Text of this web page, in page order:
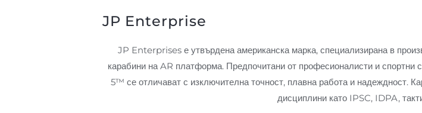
JP Enterprise
JP Enterprises е утвърдена американска марка, специализирана в
карабини на AR платформа. Предпочитани от професионалисти и
5™ се отличават с изключителна точност, плавна работа и надеждност.
дисциплини като IPSC, IDPA,